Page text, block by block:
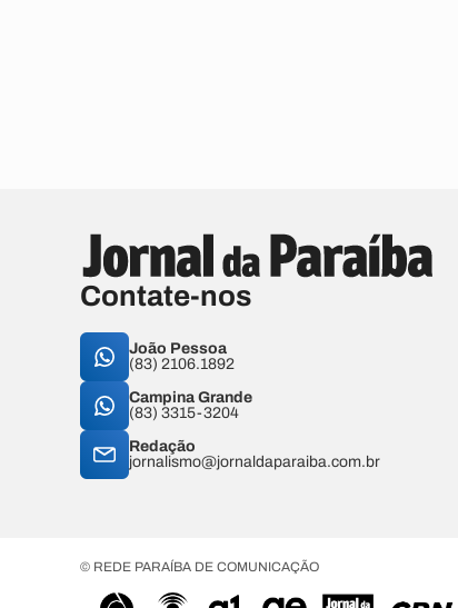
Contate-nos
João Pessoa
(83) 2106.1892
Campina Grande
(83) 3315-3204
Redação
jornalismo@jornaldaparaiba.com.br
© REDE PARAÍBA DE COMUNICAÇÃO